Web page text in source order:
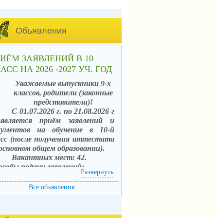
Объявления
ЗАЯВЛЕНИЙ В 10
НА 2026 -2027 УЧ. ГОД
Уважаемые выпускники 9-х
классов, родители (законные
представители)!
С 01.07.2026 г. по 21.08.2026 г
приём заявлений и
на обучение в 10-й
(после получения аттестата
общем образовании).
Вакантных мест: 42.
подачи заявлений:
в электронной форме
единого портала
услуг (ЕПГУ) с
организации»;
Развернуть
Все объявления